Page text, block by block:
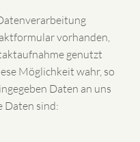
vorhanden,
genutzt
Möglichkeit wahr, so
Daten an uns
Daten sind: